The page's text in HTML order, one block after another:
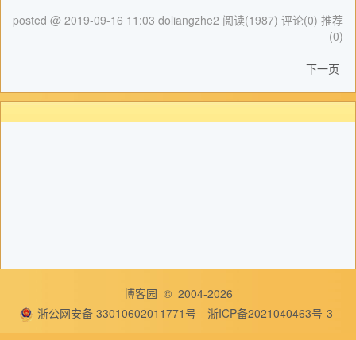
posted @ 2019-09-16 11:03 doliangzhe2 阅读(1987) 评论(0) 推荐
(0)
下一页
博客园 © 2004-2026
浙公网安备 33010602011771号
浙ICP备2021040463号-3